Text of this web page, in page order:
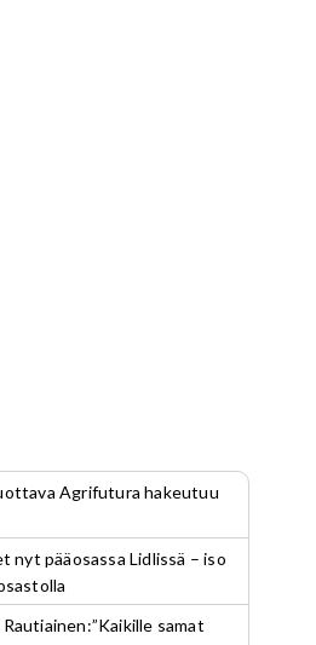
Agrifutura hakeutuu
nyt pääosassa Lidlissä – iso
samat